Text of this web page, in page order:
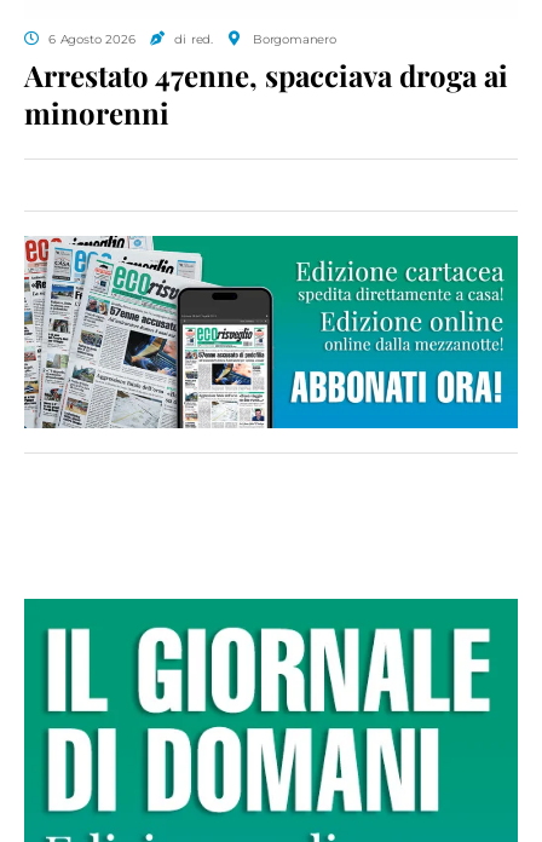
6 Agosto 2026 di red. Borgomanero
Arrestato 47enne, spacciava droga ai
minorenni